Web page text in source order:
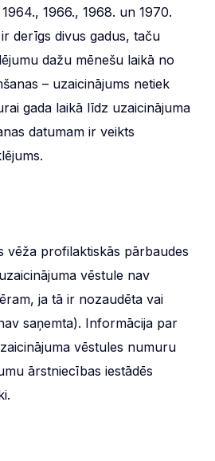
1966., 1968. un 1970.
derīgs divus gadus, taču
dažu mēnešu laikā no
– uzaicinājums netiek
gada laikā līdz uzaicinājuma
datumam ir veikts
vēža profilaktiskās pārbaudes
vēstule nav
ja tā ir nozaudēta vai
saņemta). Informācija par
vēstules numuru
ārstniecības iestādēs